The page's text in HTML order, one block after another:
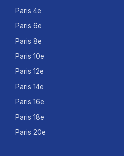
Paris 4e
Paris 6e
Paris 8e
Paris 10e
Paris 12e
Paris 14e
Paris 16e
Paris 18e
Paris 20e